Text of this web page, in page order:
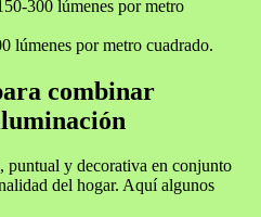
300 lúmenes por metro
lúmenes por metro cuadrado.
combinar
puntual y decorativa en conjunto
del hogar. Aquí algunos